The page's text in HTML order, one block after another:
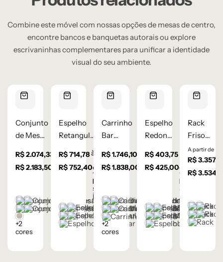
Combine este móvel com nossas opções de mesas de centro,
encontre bancos e banquetas autorais ou explore
escrivaninhas complementares para unificar a identidade
visual do seu ambiente.
Conjunto
de Mesas
Centro
Oval c/
Indiana
R$2.074,33
à vista
R$2.183,50 em até
Castanho
Champanhe
Cinza Grafite Metalizado
Ébano
Lâmina Frapê
+2
cores
Espelho
Retangular
Moldura
de Madeira
R$714,78à vista
R$752,40em até
10
R$
sem
juros
Castanho
Champanhe
Dourado
Grafite
Preto
Carrinho
Bar
Lâmina
de
R$1.746,10
à vista
R$1.838,00 em até
Castanho
Champanhe
Cinza Grafite Metalizado
Ébano
Frapê
+2
cores
Espelho
Redondo
Moldura
de
R$403,75
à vista
R$425,00em até
10 x de
R$
sem
Castanho
Champanhe
Dourado
Grafite
Preto
Rack
Friso
porta de
correr –
Lâmina
Natural
A partir de
R$
R$
Cinza
Ébano
Natural